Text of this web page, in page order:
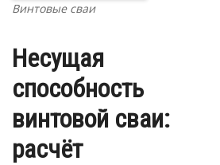
Винтовые сваи
Несущая
способность
винтовой сваи:
расчёт